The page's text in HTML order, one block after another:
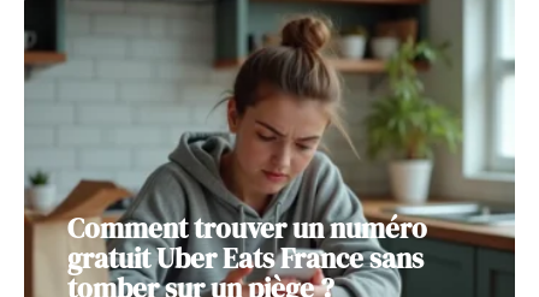
Comment trouver un numéro
gratuit Uber Eats France sans
tomber sur un piège ?